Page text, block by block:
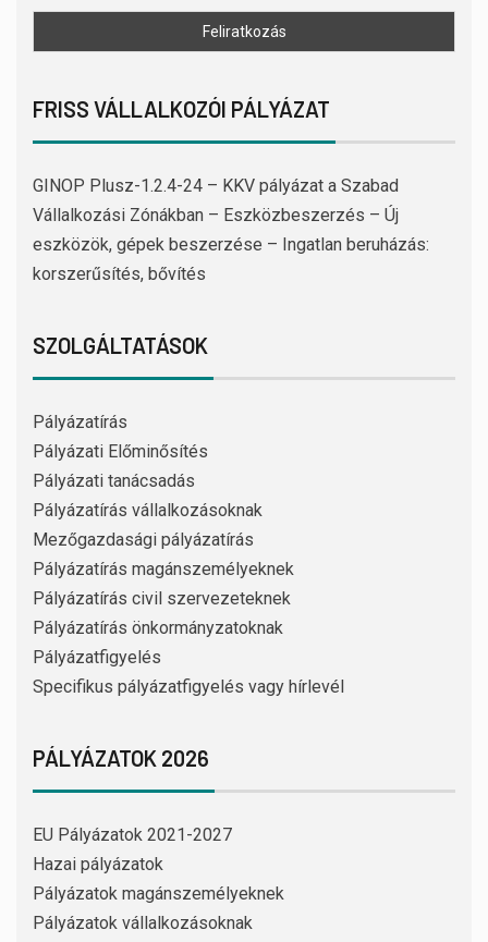
FRISS VÁLLALKOZÓI PÁLYÁZAT
GINOP Plusz-1.2.4-24 – KKV pályázat a Szabad
Vállalkozási Zónákban – Eszközbeszerzés – Új
eszközök, gépek beszerzése – Ingatlan beruházás:
korszerűsítés, bővítés
SZOLGÁLTATÁSOK
Pályázatírás
Pályázati Előminősítés
Pályázati tanácsadás
Pályázatírás vállalkozásoknak
Mezőgazdasági pályázatírás
Pályázatírás magánszemélyeknek
Pályázatírás civil szervezeteknek
Pályázatírás önkormányzatoknak
Pályázatfigyelés
Specifikus pályázatfigyelés vagy hírlevél
PÁLYÁZATOK 2026
EU Pályázatok 2021-2027
Hazai pályázatok
Pályázatok magánszemélyeknek
Pályázatok vállalkozásoknak